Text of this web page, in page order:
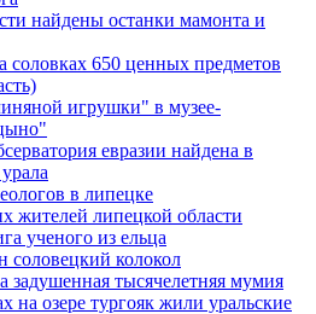
найдены останки мамонта и
соловках 650 ценных предметов
игрушки" в музее-
евразии найдена в
в липецке
жителей липецкой области
ученого из ельца
соловецкий колокол
задушенная тысячелетняя мумия
на озере тургояк жили уральские